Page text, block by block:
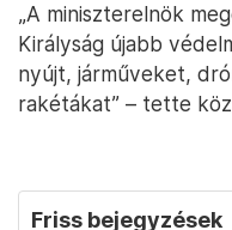
„A miniszterelnök
Királyság újabb
nyújt, járműveket,
rakétákat” – tette
Friss bejegyzések